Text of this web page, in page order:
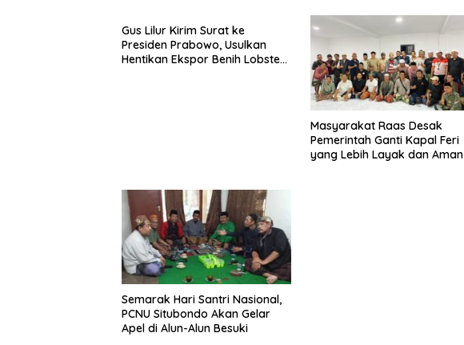
Gus Lilur Kirim Surat ke
Presiden Prabowo, Usulkan
Hentikan Ekspor Benih Lobster
Masyarakat Raas Desak
Pemerintah Ganti Kapal Feri
yang Lebih Layak dan Aman
Semarak Hari Santri Nasional,
PCNU Situbondo Akan Gelar
Apel di Alun-Alun Besuki